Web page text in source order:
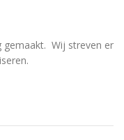
gemaakt. Wij streven er